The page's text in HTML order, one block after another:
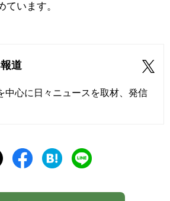
ています。
道
中心に日々ニュースを取材、発信